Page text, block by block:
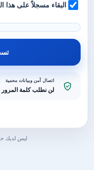
البقاء مسجلاً على هذا
اتصال آمن وبيانات محمية
لن نطلب كلمة المرور
ليس لديك